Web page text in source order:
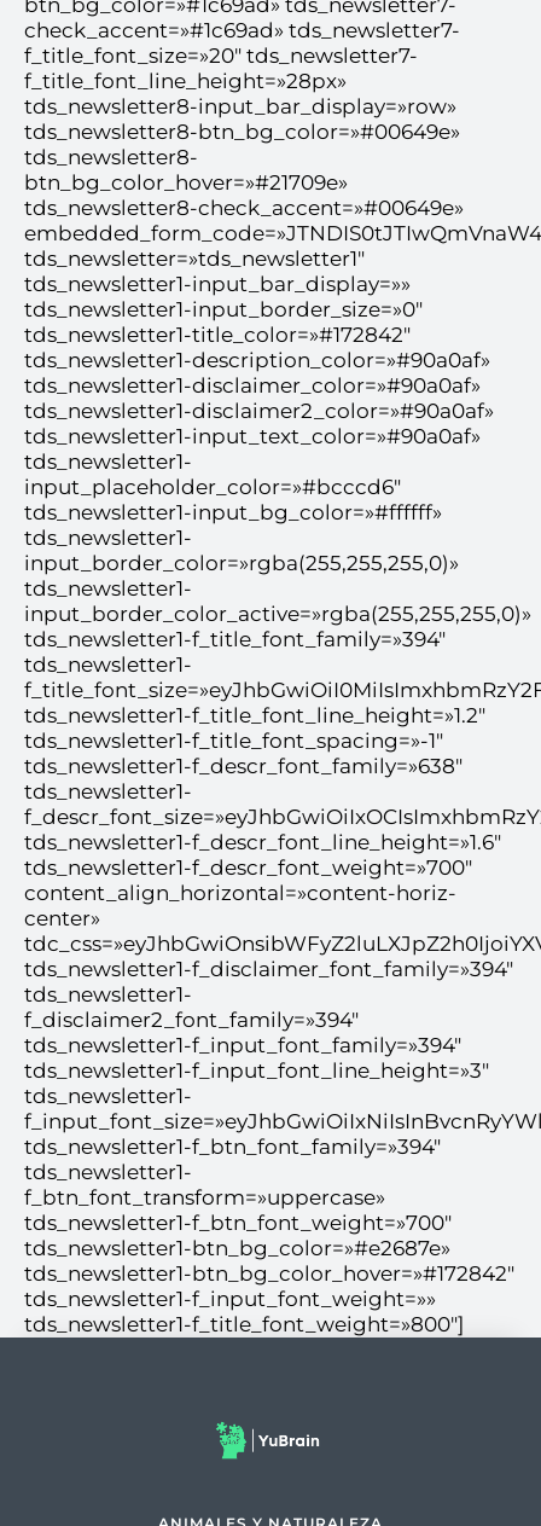
btn_bg_color=»#1c69ad» tds_newsletter7-
check_accent=»#1c69ad» tds_newsletter7-
f_title_font_size=»20″ tds_newsletter7-
f_title_font_line_height=»28px»
tds_newsletter8-input_bar_display=»row»
tds_newsletter8-btn_bg_color=»#00649e»
tds_newsletter8-
btn_bg_color_hover=»#21709e»
tds_newsletter8-check_accent=»#00649e»
tds_newsletter=»tds_newsletter1″
tds_newsletter1-input_bar_display=»»
tds_newsletter1-input_border_size=»0″
tds_newsletter1-title_color=»#172842″
tds_newsletter1-description_color=»#90a0af»
tds_newsletter1-disclaimer_color=»#90a0af»
tds_newsletter1-disclaimer2_color=»#90a0af»
tds_newsletter1-input_text_color=»#90a0af»
tds_newsletter1-
input_placeholder_color=»#bcccd6″
tds_newsletter1-input_bg_color=»#ffffff»
tds_newsletter1-
input_border_color=»rgba(255,255,255,0)»
tds_newsletter1-
input_border_color_active=»rgba(255,255,255,0)»
tds_newsletter1-f_title_font_family=»394″
tds_newsletter1-
tds_newsletter1-f_title_font_line_height=»1.2″
tds_newsletter1-f_title_font_spacing=»-1″
tds_newsletter1-f_descr_font_family=»638″
tds_newsletter1-
tds_newsletter1-f_descr_font_line_height=»1.6″
tds_newsletter1-f_descr_font_weight=»700″
content_align_horizontal=»content-horiz-
center»
tds_newsletter1-f_disclaimer_font_family=»394″
tds_newsletter1-
f_disclaimer2_font_family=»394″
tds_newsletter1-f_input_font_family=»394″
tds_newsletter1-f_input_font_line_height=»3″
tds_newsletter1-
tds_newsletter1-f_btn_font_family=»394″
tds_newsletter1-
f_btn_font_transform=»uppercase»
tds_newsletter1-f_btn_font_weight=»700″
tds_newsletter1-btn_bg_color=»#e2687e»
tds_newsletter1-btn_bg_color_hover=»#172842″
tds_newsletter1-f_input_font_weight=»»
tds_newsletter1-f_title_font_weight=»800″]